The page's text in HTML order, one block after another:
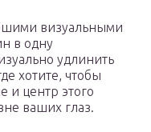
визуальными
в одну
удлинить
хотите, чтобы
и центр этого
ваших глаз.